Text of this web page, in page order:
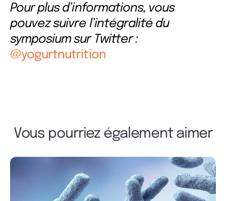
Pour plus d’informations, vous
pouvez suivre l’intégralité du
symposium sur Twitter :
@yogurtnutrition
Vous pourriez également aimer